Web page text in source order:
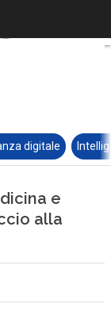
digitale
e
alla